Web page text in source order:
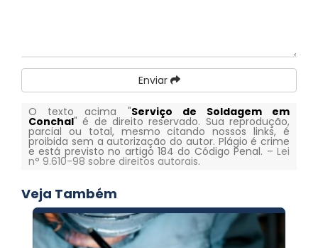
Enviar
O texto acima "Serviço de Soldagem em
Conchal" é de direito reservado. Sua reprodução,
parcial ou total, mesmo citando nossos links, é
proibida sem a autorização do autor. Plágio é crime
e está previsto no artigo 184 do Código Penal. – Lei
n° 9.610-98 sobre direitos autorais.
Veja Também